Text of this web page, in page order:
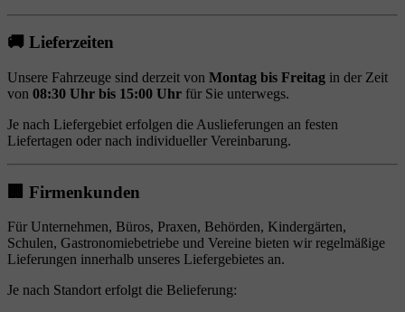
🚚 Lieferzeiten
Unsere Fahrzeuge sind derzeit von Montag bis Freitag in der Zeit
von 08:30 Uhr bis 15:00 Uhr für Sie unterwegs.
Je nach Liefergebiet erfolgen die Auslieferungen an festen
Liefertagen oder nach individueller Vereinbarung.
🏢 Firmenkunden
Für Unternehmen, Büros, Praxen, Behörden, Kindergärten,
Schulen, Gastronomiebetriebe und Vereine bieten wir regelmäßige
Lieferungen innerhalb unseres Liefergebietes an.
Je nach Standort erfolgt die Belieferung: